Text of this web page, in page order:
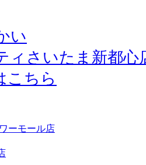
い
ィさいたま新都心
こちら
ーモール店